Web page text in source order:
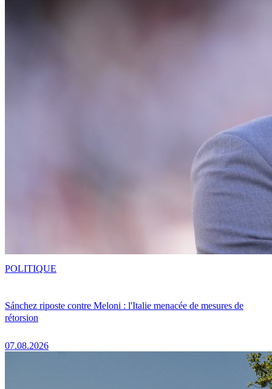
Sánchez riposte contre Meloni : l'Italie menacée de mesures de
rétorsion
07.08.2026
POLITIQUE